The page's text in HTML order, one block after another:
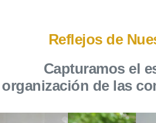
Reflejos de
Capturamos el
organización de las